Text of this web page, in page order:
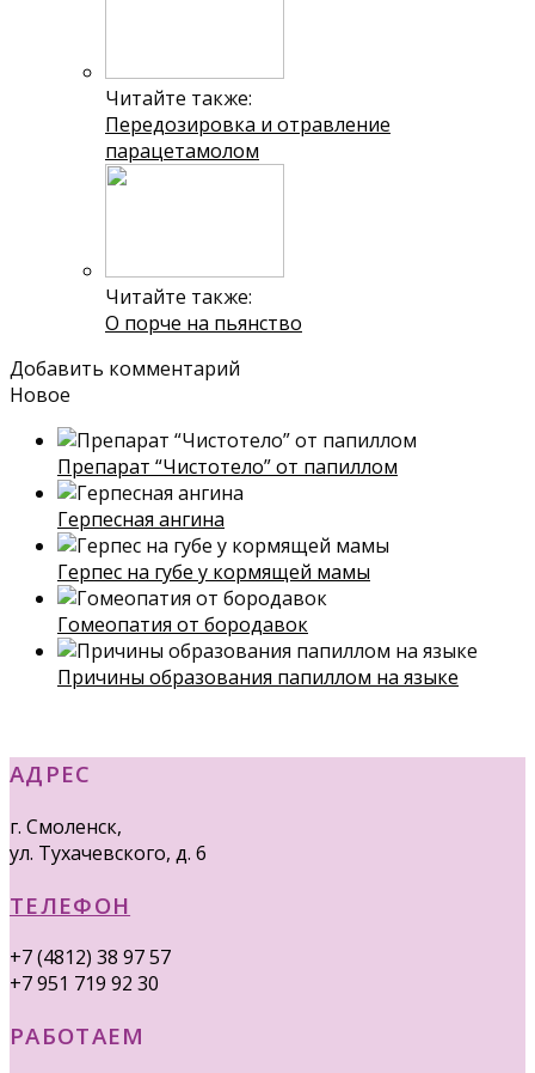
Читайте также:
Передозировка и отравление
парацетамолом
Читайте также:
О порче на пьянство
Добавить комментарий
Новое
Препарат “Чистотело” от папиллом
Герпесная ангина
Герпес на губе у кормящей мамы
Гомеопатия от бородавок
Причины образования папиллом на языке
АДРЕС
г. Смоленск,
ул. Тухачевского, д. 6
ТЕЛЕФОН
+7 (4812) 38 97 57
+7 951 719 92 30
РАБОТАЕМ